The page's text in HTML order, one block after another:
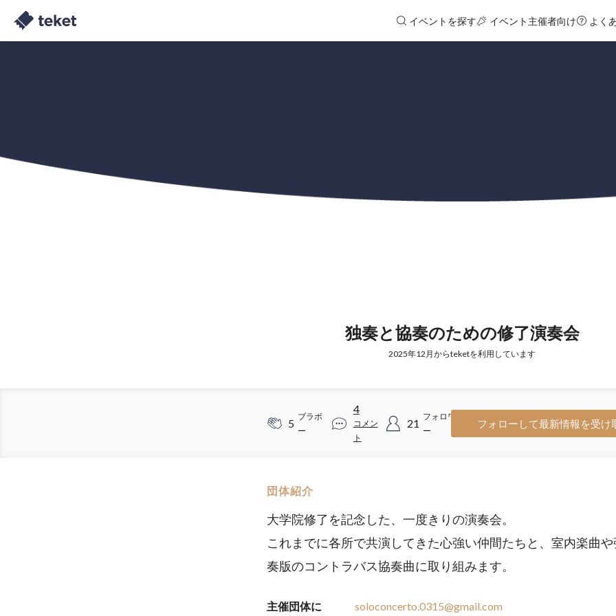
イベントを探す イベント主催者向け よく
独奏と協奏のための修了演奏会
2025年12月からteketを利用しています
5
ブラボ
ー
4
コメン
ト
21
フォロワ
ー
フォローして最新情報を受け
団体紹介
大学院修了を記念した、一度きりの演奏会。
これまでに各所で共演してきた心強い仲間たちと、室内楽曲
奏版のコントラバス協奏曲に取り組みます。
主催団体に soloconcerto.0315@gmail.com